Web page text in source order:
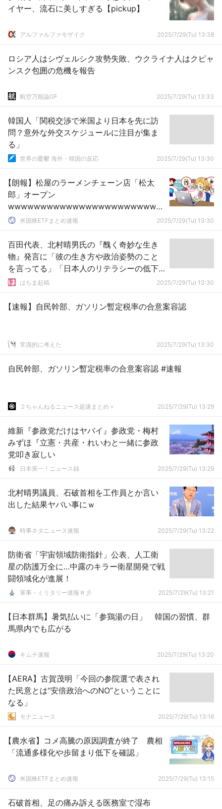
イヤー、流石に美しすぎる【pickup】
アルファルファモザイク 2025/7/29(Tu) 13:38
ロシア人はシヴェルシク攻勢失敗、ウクライナ人はクピャ
ンスク包囲の危機を報告
航空万能論GF 2025/7/29(Tu) 13:33
韓国人「関税交渉で米国より日本を先に訪
問？意外な外交スケジュールに注目が集ま
る」
世界の憂鬱 海外・韓国の反応 2025/7/29(Tu) 13:30
【朗報】松屋のラーメンチェーン店「松太
郎」オープン
wwwwwwwwwwwwwwwwwwwwwwww
wwwwwwwwwwwwwwwwww
米国株ETFまとめ速報 2025/7/29(Tu) 13:30
百田代表、北村晴男氏の『醜く奇妙な生き
物』発言に「彼の生き方や政治姿勢のこと
を言ってる」「日本人のリテラシーの低下
に絶望的な気分になる」
はちま起稿 2025/7/29(Tu) 13:30
【速報】自民幹部、ガソリン暫定税率の合意案容認
常識的に考えた 2025/7/29(Tu) 13:30
自民幹部、ガソリン暫定税率の合意案容認 #速報
２ちゃんねるニュース超速まとめ＋ 2025/7/29(Tu) 13:29
維新『参政党だけはヤバイ』参政党・梅村
みずほ『立憲・共産・れいわと一緒に参政
党叩き寂しい
日本第一！ニュース録 2025/7/29(Tu) 13:29
北村晴男議員、石破首相を工作員とか言い
出した結果ヤバい事にｗ
時事ネタニュース速報 2025/7/29(Tu) 13:22
防衛省「宇宙領域防衛指針」公表、人工衛
星の防護万全に…中露のキラー衛星開発で戦
闘領域化が進展！
軍事・ミリタリー速報☆彡 2025/7/29(Tu) 13:21
【日本群馬】暑気払いに「参鶏湯の日」 韓国の習慣、群
馬県内でも広がる
キムチ速報 2025/7/29(Tu) 13:20
【AERA】古賀茂明「今回の参院選で表され
た民意とは“安倍政治へのNO”ということに
なる」
モナニュース 2025/7/29(Tu) 13:16
【農水省】コメ高騰の原因調査が終了 農相
「流通多様化や歩留まり低下を確認」
米国株ETFまとめ速報 2025/7/29(Tu) 13:15
石破首相、足の痛み訴える医務室で湿布